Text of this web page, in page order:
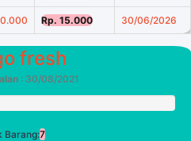
Rp. 15.000 30/06/2026
fresh
: 30/08/2021
Barang:7